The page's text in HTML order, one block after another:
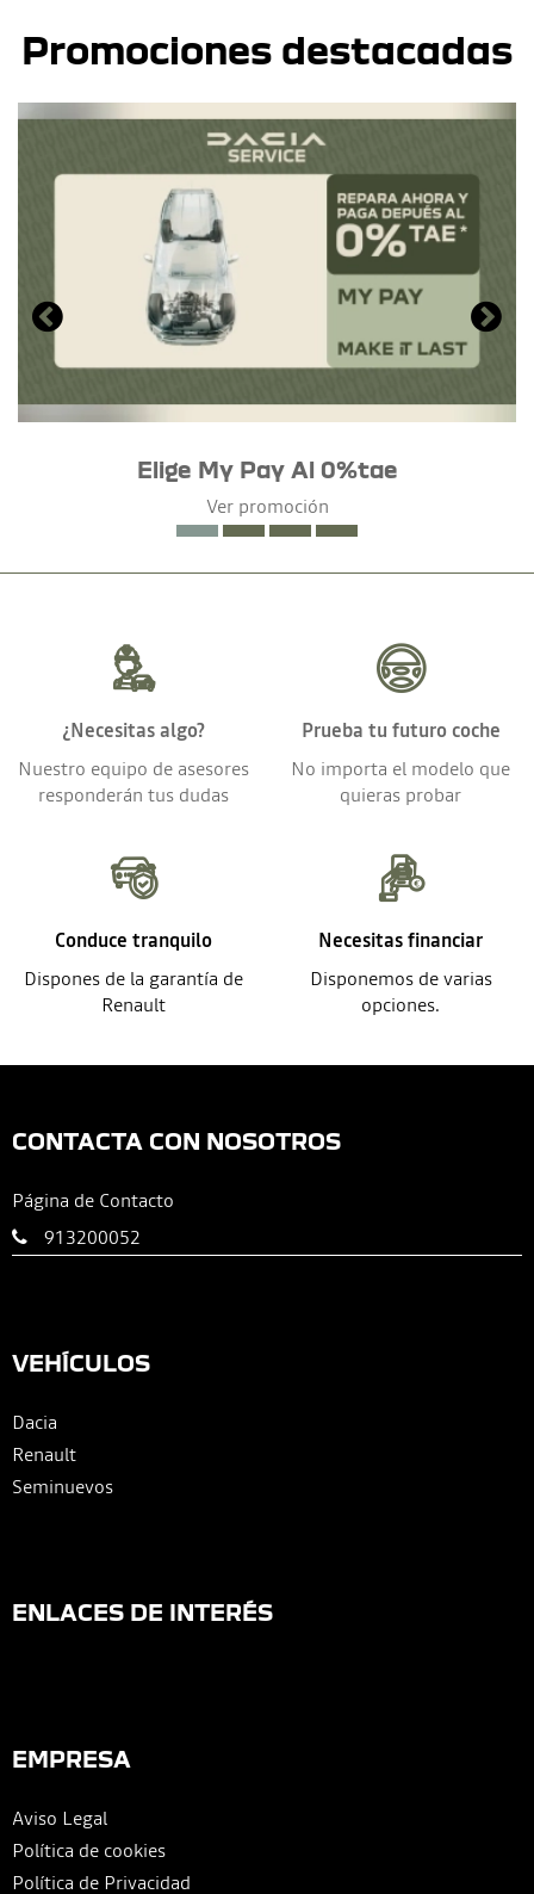
Promociones destacadas
Elige My Pay Al 0%tae
Ver promoción
¿Necesitas algo?
Nuestro equipo de asesores
responderán tus dudas
Prueba tu futuro coche
No importa el modelo que
quieras probar
Conduce tranquilo
Dispones de la garantía de
Renault
Necesitas financiar
Disponemos de varias
opciones.
CONTACTA CON NOSOTROS
Página de Contacto
913200052
VEHÍCULOS
Dacia
Renault
Seminuevos
ENLACES DE INTERÉS
EMPRESA
Aviso Legal
Política de cookies
Política de Privacidad